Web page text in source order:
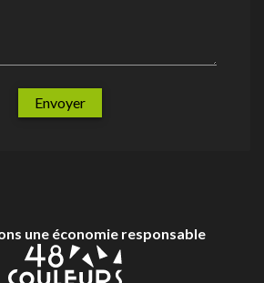
Envoyer
une économie responsable